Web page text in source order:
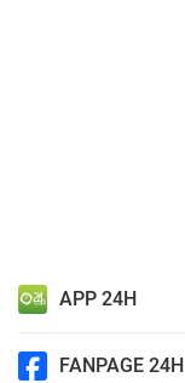
APP 24H
FANPAGE 24H